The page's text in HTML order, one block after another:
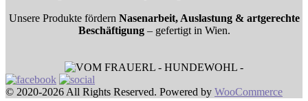
Unsere Produkte fördern Nasenarbeit, Auslastung & artgerechte
Beschäftigung– gefertigt in Wien.
© 2020-2026 All Rights Reserved. Powered by WooCommerce